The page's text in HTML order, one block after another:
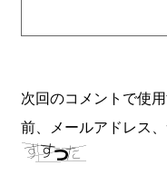
次回のコメントで使
前、メールアドレス